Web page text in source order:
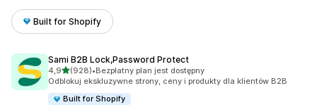
Built for Shopify
Sami B2B Lock,Password Protect
4,9na 5 gwiazdek
(928)
Łączna liczba recenzji: 928
•Bezpłatny plan jest dostępny
Odblokuj ekskluzywne strony, ceny i produkty dla klientów B2B
Built for Shopify